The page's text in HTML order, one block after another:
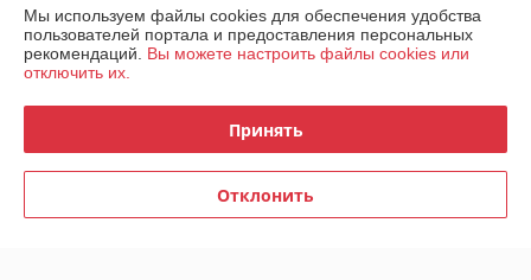
Доставка и оплата
Полная версия сайта
Политика обработки cookies
Мы используем файлы cookies для обеспечения удобства
пользователей портала и предоставления персональных
рекомендаций. Вы можете настроить файлы cookies или
отключить их.
Принять
Отклонить